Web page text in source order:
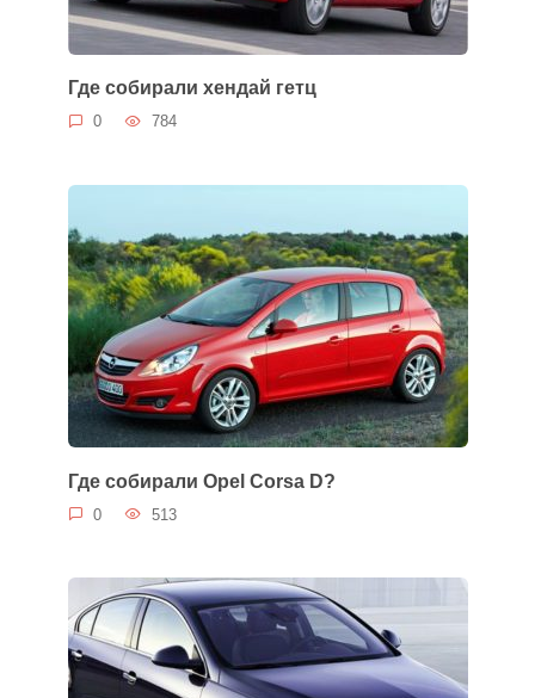
Где собирали хендай гетц
0 784
Где собирали Opel Corsa D?
0 513